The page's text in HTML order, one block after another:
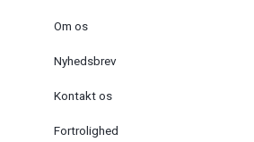
Om os
Nyhedsbrev
Kontakt os
Fortrolighed